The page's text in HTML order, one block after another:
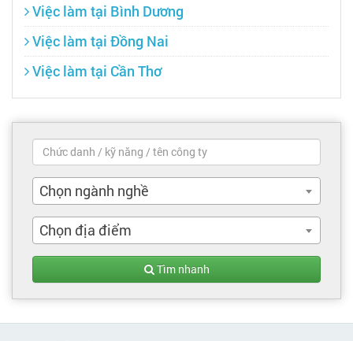
Việc làm tại Bình Dương
Việc làm tại Đồng Nai
Việc làm tại Cần Thơ
Chọn ngành nghề
Chọn địa điểm
Tìm nhanh